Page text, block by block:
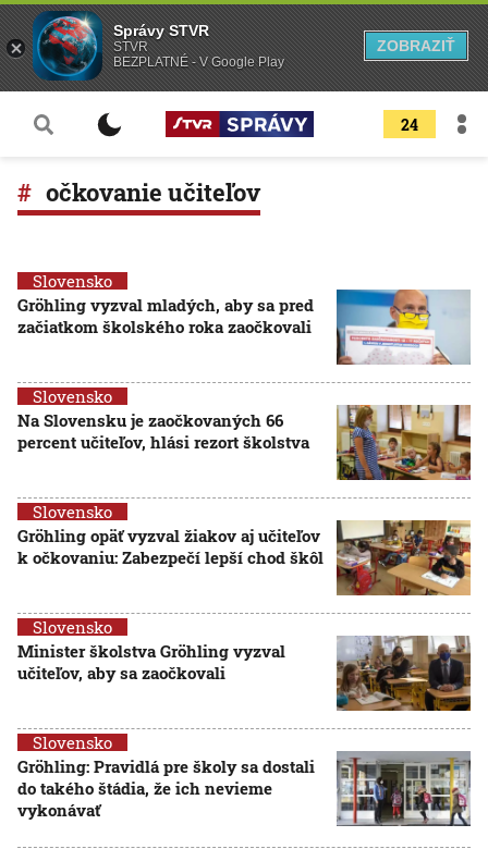
24
očkovanie učiteľov
Slovensko
Gröhling vyzval mladých, aby sa pred
začiatkom školského roka zaočkovali
Slovensko
Na Slovensku je zaočkovaných 66
percent učiteľov, hlási rezort školstva
Slovensko
Gröhling opäť vyzval žiakov aj učiteľov
k očkovaniu: Zabezpečí lepší chod škôl
Slovensko
Minister školstva Gröhling vyzval
učiteľov, aby sa zaočkovali
Slovensko
Gröhling: Pravidlá pre školy sa dostali
do takého štádia, že ich nevieme
vykonávať
Správy STVR
STVR
BEZPLATNÉ - V Google Play
ZOBRAZIŤ